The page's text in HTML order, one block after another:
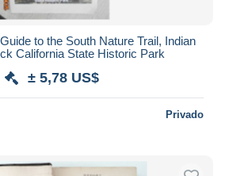
to the South Nature Trail, Indian
California State Historic Park
± 5,78 US$
Privado